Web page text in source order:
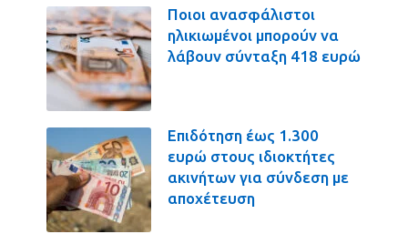
Ποιοι ανασφάλιστοι
ηλικιωμένοι μπορούν να
λάβουν σύνταξη 418 ευρώ
Επιδότηση έως 1.300
ευρώ στους ιδιοκτήτες
ακινήτων για σύνδεση με
αποχέτευση